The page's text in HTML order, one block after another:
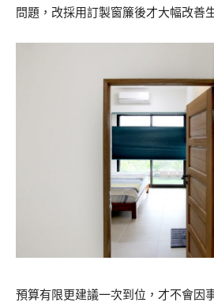
問題，改採用訂製窗簾後才大幅改善
預算有限更建議一次到位，才不會因